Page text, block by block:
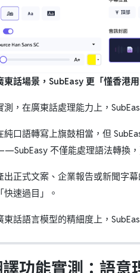
話場景，SubEasy 更「懂香港用
測，在廣東話處理能力上，
純口語轉寫上旗鼓相當，但
不僅能處理語法轉換
出正式文案、企業報告或新聞字幕
快速過目」。
東話語言模型的精細度上，
功能實測：語意